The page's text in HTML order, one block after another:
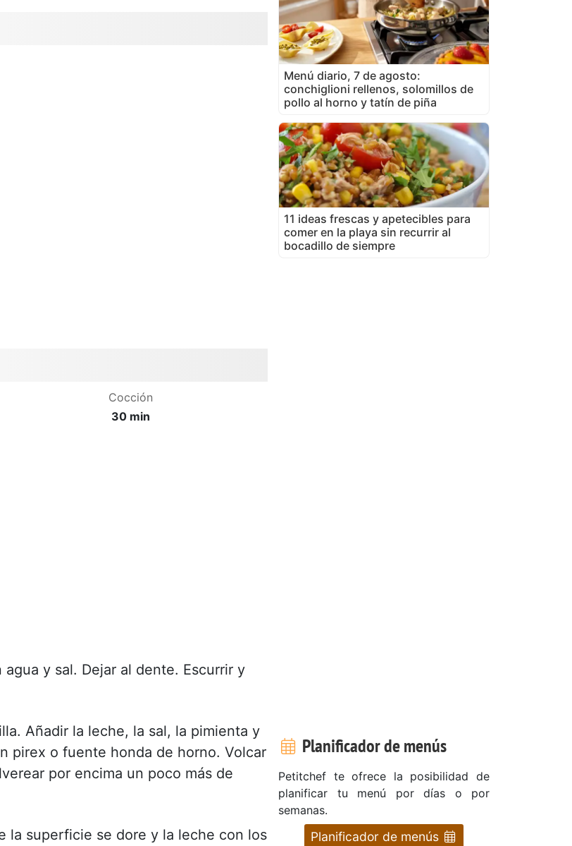
Cocción
30 min
y sal. Dejar al dente. Escurrir y
Añadir la leche, la sal, la pimienta y
pirex o fuente honda de horno. Volcar
por encima un poco más de
la superficie se dore y la leche con los
Menú diario, 7 de agosto:
conchiglioni rellenos, solomillos de
pollo al horno y tatín de piña
11 ideas frescas y apetecibles para
comer en la playa sin recurrir al
bocadillo de siempre
Planificador de menús
Petitchef te ofrece la posibilidad de
planificar tu menú por días o por
semanas.
Planificador de menús